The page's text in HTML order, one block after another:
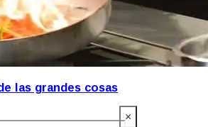
las grandes cosas
×